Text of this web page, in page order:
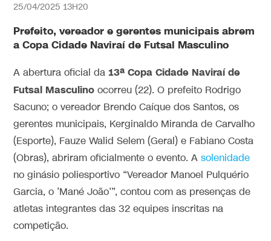
25/04/2025 13H20
Prefeito, vereador e gerentes municipais abrem
a Copa Cidade Naviraí de Futsal Masculino
A abertura oficial da13ª Copa Cidade Naviraí de
Futsal Masculinoocorreu (22). O prefeito Rodrigo
Sacuno; o vereador Brendo Caíque dos Santos, os
gerentes municipais, Kerginaldo Miranda de Carvalho
(Esporte), Fauze Walid Selem (Geral) e Fabiano Costa
(Obras), abriram oficialmente o evento. Asolenidade
no ginásio poliesportivo “Vereador Manoel Pulquério
Garcia, o ‘Mané João’”, contou com as presenças de
atletas integrantes das 32 equipes inscritas na
competição.